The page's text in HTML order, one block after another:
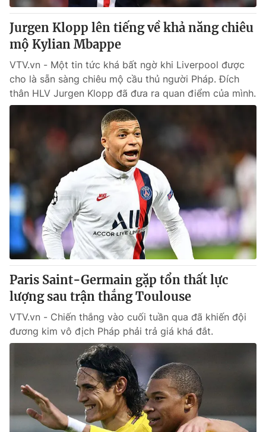
Jurgen Klopp lên tiếng về khả năng chiêu
mộ Kylian Mbappe
VTV.vn - Một tin tức khá bất ngờ khi Liverpool được
cho là sẵn sàng chiêu mộ cầu thủ người Pháp. Đích
thân HLV Jurgen Klopp đã đưa ra quan điểm của mình.
Paris Saint-Germain gặp tổn thất lực
lượng sau trận thắng Toulouse
VTV.vn - Chiến thắng vào cuối tuần qua đã khiến đội
đương kim vô địch Pháp phải trả giá khá đắt.